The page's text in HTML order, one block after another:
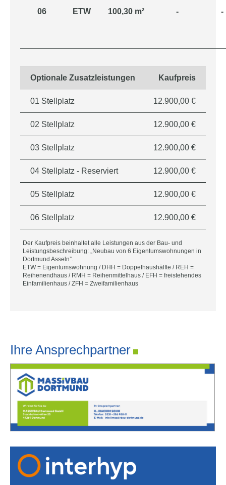
06 ETW 100,30 m² - -
Optionale Zusatzleistungen Kaufpreis
01 Stellplatz 12.900,00 €
02 Stellplatz 12.900,00 €
03 Stellplatz 12.900,00 €
04 Stellplatz - Reserviert 12.900,00 €
05 Stellplatz 12.900,00 €
06 Stellplatz 12.900,00 €
Der Kaufpreis beinhaltet alle Leistungen aus der Bau- und
Leistungsbeschreibung: „Neubau von 6 Eigentumswohnungen in
Dortmund Asseln”.
ETW = Eigentumswohnung / DHH = Doppelhaushälfte / REH =
Reihenendhaus / RMH = Reihenmittelhaus / EFH = freistehendes
Einfamilienhaus / ZFH = Zweifamilienhaus
Ihre Ansprechpartner